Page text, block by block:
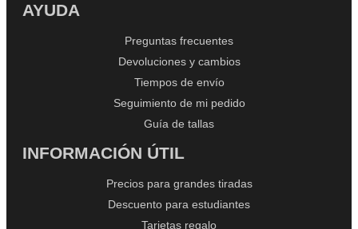
AYUDA
Preguntas frecuentes
Devoluciones y cambios
Tiempos de envío
Seguimiento de mi pedido
Guía de tallas
INFORMACIÓN ÚTIL
Precios para grandes tiradas
Descuento para estudiantes
Tarjetas regalo